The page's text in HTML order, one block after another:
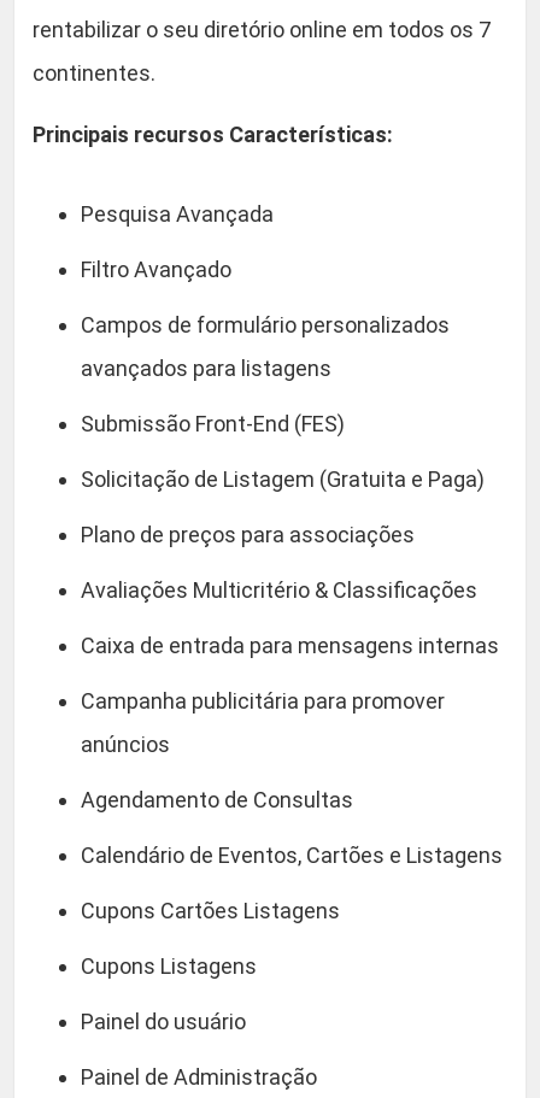
a
d
rentabilizar o seu diretório online em todos os 7
continentes.
Principais recursos Características:
Pesquisa Avançada
Filtro Avançado
Campos de formulário personalizados
avançados para listagens
Submissão Front-End (FES)
Solicitação de Listagem (Gratuita e Paga)
Plano de preços para associações
Avaliações Multicritério & Classificações
Caixa de entrada para mensagens internas
Campanha publicitária para promover
anúncios
Agendamento de Consultas
Calendário de Eventos, Cartões e Listagens
Cupons Cartões Listagens
Cupons Listagens
Painel do usuário
Painel de Administração